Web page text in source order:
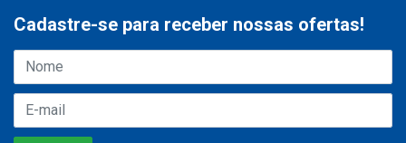
Cadastre-se para receber nossas ofertas!